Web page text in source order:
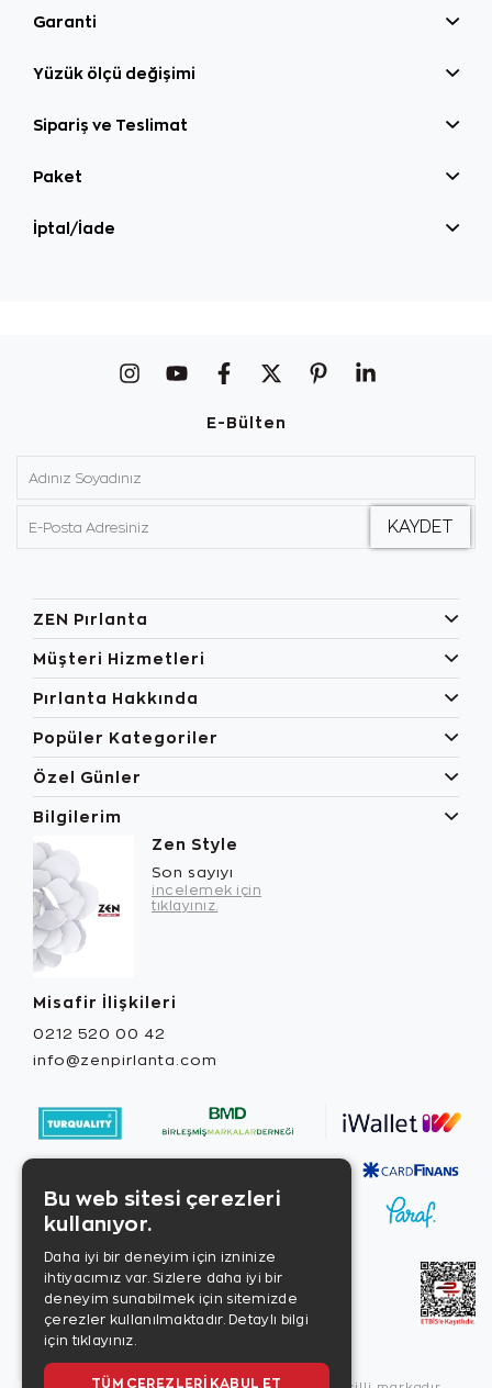
Garanti
Yüzük ölçü değişimi
Sipariş ve Teslimat
Paket
İptal/İade
E-Bülten
ZEN Pırlanta
Müşteri Hizmetleri
Pırlanta Hakkında
Popüler Kategoriler
Özel Günler
Bilgilerim
Zen Style
Son sayıyı
incelemek için
tıklayınız.
Misafir İlişkileri
0212 520 00 42
info@zenpirlanta.com
Bu web sitesi çerezleri
kullanıyor.
Daha iyi bir deneyim için izninize
ihtiyacımız var. Sizlere daha iyi bir
deneyim sunabilmek için sitemizde
çerezler kullanılmaktadır. Detaylı bilgi
için tıklayınız.
TÜM ÇEREZLERI KABUL ET